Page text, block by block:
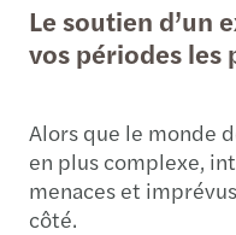
Le soutien d’un
vos périodes les
Alors que le monde
en plus complexe,
menaces et
côté.